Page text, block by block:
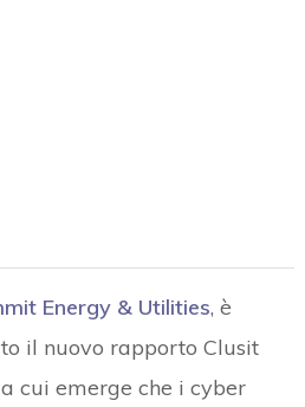
Energy & Utilities, è
il nuovo rapporto Clusit
cui emerge che i cyber